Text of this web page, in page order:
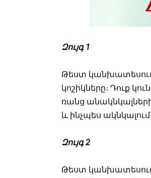
Զույգ 1
Թեստ
կոշիկները։ Դուք
ռանց
և ինչպես ակնկալում
Զույգ 2
Թեստ